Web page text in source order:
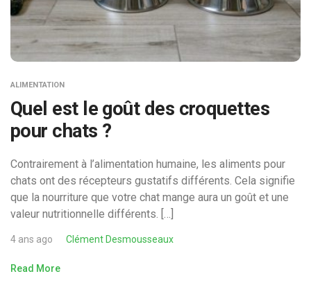
ALIMENTATION
Quel est le goût des croquettes
pour chats ?
Contrairement à l’alimentation humaine, les aliments pour
chats ont des récepteurs gustatifs différents. Cela signifie
que la nourriture que votre chat mange aura un goût et une
valeur nutritionnelle différents. […]
4 ans ago Clément Desmousseaux
Read More